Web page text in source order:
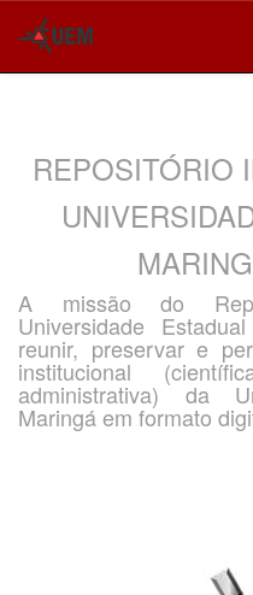
REPOSITÓRIO
A missão do
Universidade
reunir, preservar e
institucional
administrativa) da
Maringá em formato